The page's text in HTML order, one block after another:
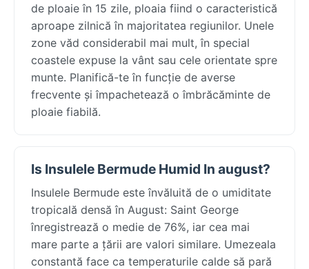
de ploaie în 15 zile, ploaia fiind o caracteristică
aproape zilnică în majoritatea regiunilor. Unele
zone văd considerabil mai mult, în special
coastele expuse la vânt sau cele orientate spre
munte. Planifică-te în funcție de averse
frecvente și împachetează o îmbrăcăminte de
ploaie fiabilă.
Is Insulele Bermude Humid In august?
Insulele Bermude este învăluită de o umiditate
tropicală densă în August: Saint George
înregistrează o medie de 76%, iar cea mai
mare parte a țării are valori similare. Umezeala
constantă face ca temperaturile calde să pară